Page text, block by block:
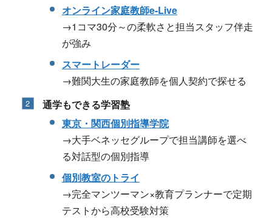
オンライン家庭教師e-Live
→1コマ30分～の柔軟さと担当スタッフ伴走
が強み
スマートレーダー
→難関大生の家庭教師を個人契約で探せる
通学もできる学習塾
東京・関西個別指導学院
→大手ベネッセグループで担当講師を選べ
る対話型の個別指導
個別教室のトライ
→完全マンツーマン×教育プランナーで定期
テストから高校受験対策